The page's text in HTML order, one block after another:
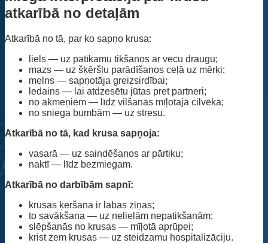
atkarībā no detaļām
Atkarībā no tā, par ko sapņo krusa:
liels — uz patīkamu tikšanos ar vecu draugu;
mazs — uz šķēršļu parādīšanos ceļā uz mērķi;
melns — sapņotāja greizsirdībai;
ledains — lai atdzesētu jūtas pret partneri;
no akmeņiem — līdz vilšanās mīļotajā cilvēkā;
no sniega bumbām — uz stresu.
Atkarībā no tā, kad krusa sapņoja:
vasarā — uz saindēšanos ar pārtiku;
naktī — līdz bezmiegam.
Atkarībā no darbībām sapnī:
krusas ķeršana ir labas ziņas;
to savākšana — uz nelielām nepatikšanām;
slēpšanās no krusas — mīļotā aprūpei;
krist zem krusas — uz steidzamu hospitalizāciju.